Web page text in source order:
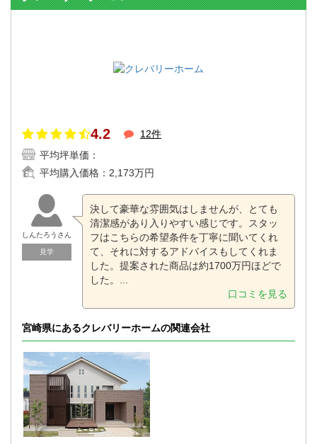
4.2
12件
平均坪単価：
平均購入価格： 2,173万円
しんたろうさん
見学
決して豪華な雰囲気はしませんが、とても
清潔感があり入りやすい感じです。スタッ
フはこちらの希望条件を丁寧に聞いてくれ
て、それに対するアドバイスもしてくれま
した。提案された商品は約1700万円ほどで
した。...
口コミを見る
宮崎県にあるクレバリーホームの関連会社